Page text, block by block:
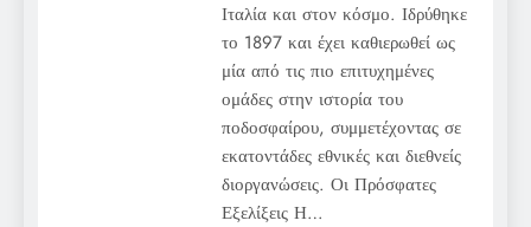
Ιταλία και στον κόσμο. Ιδρύθηκε
το 1897 και έχει καθιερωθεί ως
μία από τις πιο επιτυχημένες
ομάδες στην ιστορία του
ποδοσφαίρου, συμμετέχοντας σε
εκατοντάδες εθνικές και διεθνείς
διοργανώσεις. Οι Πρόσφατες
Εξελίξεις Η…